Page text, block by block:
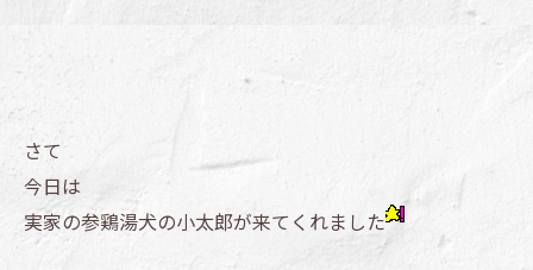
さて
今日は
実家の参鶏湯犬の小太郎が来てくれました